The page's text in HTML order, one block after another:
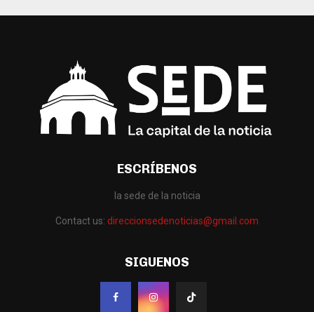
ESCRÍBENOS
la sede de la noticia
Contact us: direccionsedenoticias@gmail.com
SIGUENOS